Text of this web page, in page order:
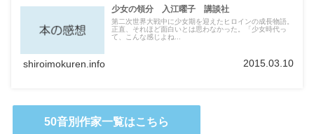
少女の領分 入江曜子 講談社
第二次世界大戦中に少女期を迎えたヒロインの成長物語。
正直、それほど面白いとは思わなかった。「少女時代っ
て、こんな感じよね...
shiroimokuren.info 2015.03.10
50音別作家一覧はこちら